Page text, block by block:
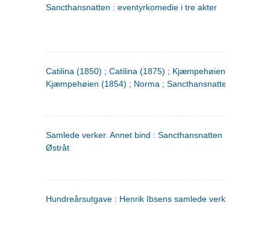
Sancthansnatten : eventyrkomedie i tre akter
Catilina (1850) ; Catilina (1875) ; Kjæmpehøien (1850) ;
Kjæmpehøien (1854) ; Norma ; Sancthansnatten
Samlede verker. Annet bind : Sancthansnatten ; Fru Inger
Østråt
Hundreårsutgave : Henrik Ibsens samlede verker. 2